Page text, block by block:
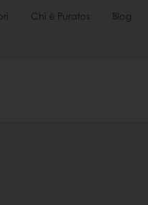
Chi è Puratos Blog